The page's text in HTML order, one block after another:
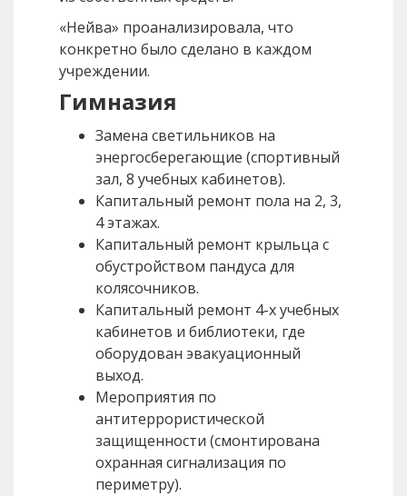
«Нейва» проанализировала, что
конкретно было сделано в каждом
учреждении.
Гимназия
Замена светильников на
энергосберегающие (спортивный
зал, 8 учебных кабинетов).
Капитальный ремонт пола на 2, 3,
4 этажах.
Капитальный ремонт крыльца с
обустройством пандуса для
колясочников.
Капитальный ремонт 4-х учебных
кабинетов и библиотеки, где
оборудован эвакуационный
выход.
Мероприятия по
антитеррористической
защищенности (смонтирована
охранная сигнализация по
периметру).